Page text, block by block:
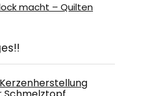
macht – Quilten